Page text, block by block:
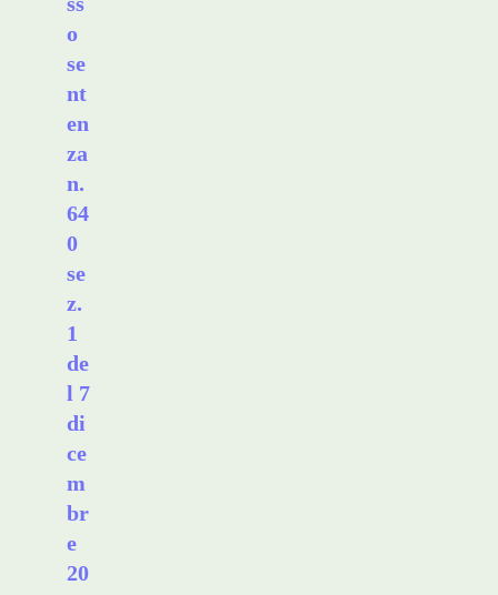
o
se
nt
en
za
n.
64
0
se
z.
1
de
l 7
di
ce
m
br
e
20